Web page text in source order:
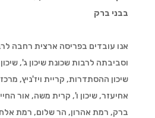
בבני ברק
אנו עובדים בפריסה ארצית רחבה
וסביבתה לרבות שכונת שיכון ג',
שיכון ההסתדרות, קריית ויז'ניץ,
אחיעזר, שיכון ו', קרית משה, אור
ברק, רמת אהרון, הר שלום, רמת